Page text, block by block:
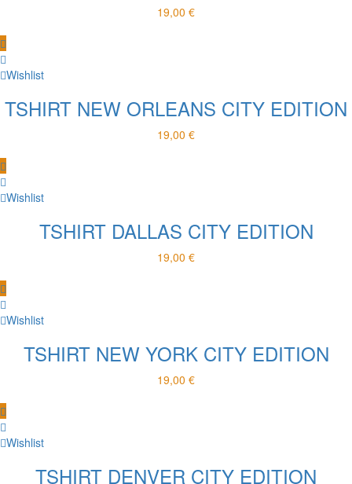
19,00 €
Wishlist
TSHIRT NEW ORLEANS CITY EDITION
19,00 €
Wishlist
TSHIRT DALLAS CITY EDITION
19,00 €
Wishlist
TSHIRT NEW YORK CITY EDITION
19,00 €
Wishlist
TSHIRT DENVER CITY EDITION